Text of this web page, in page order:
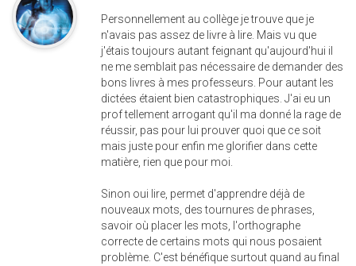
Personnellement au collège je trouve que je
n'avais pas assez de livre à lire. Mais vu que
j'étais toujours autant feignant qu'aujourd'hui il
ne me semblait pas nécessaire de demander des
bons livres à mes professeurs. Pour autant les
dictées étaient bien catastrophiques. J'ai eu un
prof tellement arrogant qu'il ma donné la rage de
réussir, pas pour lui prouver quoi que ce soit
mais juste pour enfin me glorifier dans cette
matière, rien que pour moi.
Sinon oui lire, permet d'apprendre déjà de
nouveaux mots, des tournures de phrases,
savoir où placer les mots, l'orthographe
correcte de certains mots qui nous posaient
problème. C'est bénéfique surtout quand au final